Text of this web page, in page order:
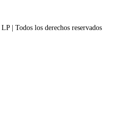
| Todos los derechos reservados